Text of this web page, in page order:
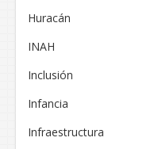
Huracán
INAH
Inclusión
Infancia
Infraestructura